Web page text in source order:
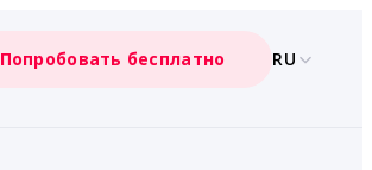
Попробовать бесплатно RU